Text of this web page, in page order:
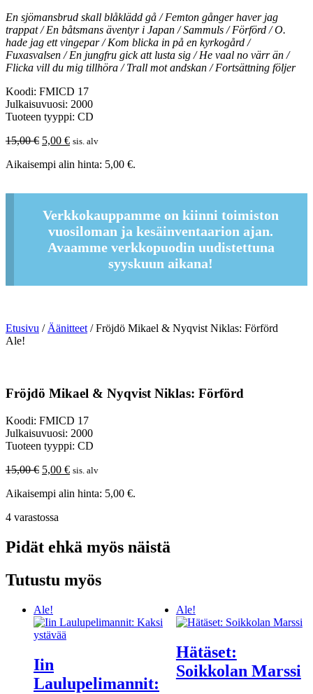
En sjömansbrud skall blåklädd gå / Femton gånger haver jag
trappat / En båtsmans äventyr i Japan / Sammuls / Förförd / O.
hade jag ett vingepar / Kom blicka in på en kyrkogård /
Fuxasvalsen / En jungfru gick att lusta sig / He vaal no värr än /
Flicka vill du mig tillhöra / Trall mot andskan / Fortsättning följer
Koodi: FMICD 17
Julkaisuvuosi: 2000
Tuoteen tyyppi: CD
15,00€ Alkuperäinen
oli:
5,00 €Nykyinen
on:
sis. alv
Aikaisempi alin hinta: 5,00 €.
Verkkokauppamme on kiinni toimiston
vuosiloman ja kesäinventaarion ajan.
Avaamme verkkopuodin uudistettuna
syyskuun aikana!
Etusivu /Äänitteet/ Fröjdö Mikael & Nyqvist Niklas: Förförd
Ale!
Fröjdö Mikael & Nyqvist Niklas: Förförd
Koodi: FMICD 17
Julkaisuvuosi: 2000
Tuoteen tyyppi: CD
15,00€ Alkuperäinen
oli:
5,00 €Nykyinen
on:
sis. alv
Aikaisempi alin hinta: 5,00 €.
4 varastossa
Pidät ehkä myös näistä
Tutustu myös
Ale!
Iin
Laulupelimannit:
Ale!
Hätäset:
Soikkolan Marssi